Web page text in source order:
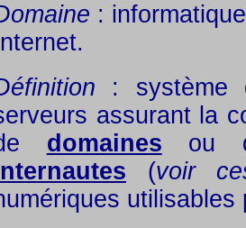
:
: système
assurant la
domaines ou
(voir